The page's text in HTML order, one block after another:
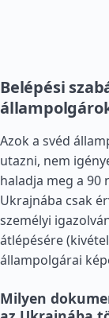
Belépési
Azok a svéd
utazni, nem
haladja meg a 90
Ukrajnába csak
személyi
átlépésére
állampolgárai
Milyen